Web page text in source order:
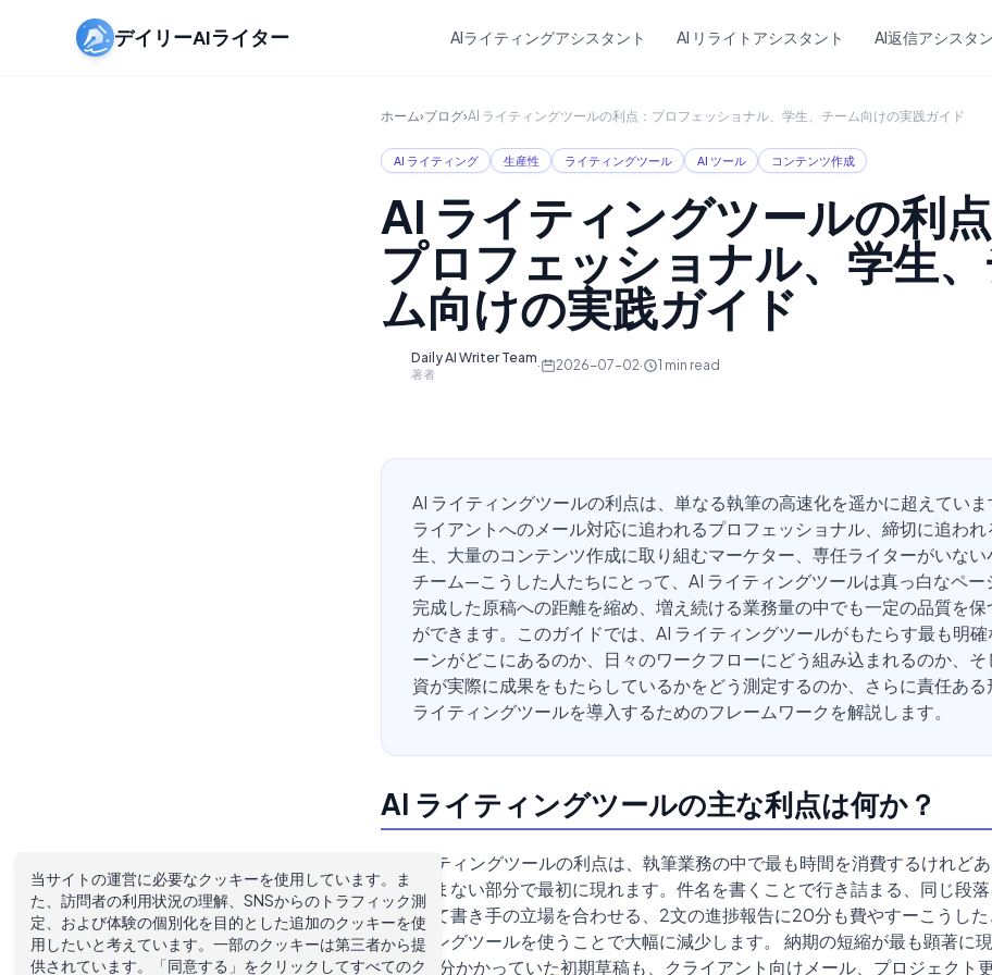
デイリーAIライター AIライティングアシスタント AI リライトアシスタント AI返信アシスタ
ホーム›ブログ›AI ライティングツールの利点：プロフェッショナル、学生、チーム向けの実践ガイド
AI ライティング 生産性 ライティングツール AI ツール コンテンツ作成
AI ライティングツールの利点
プロフェッショナル、学生
ム向けの実践ガイド
Daily AI Writer Team
著者
· 2026-07-02· 1 min read
AI ライティングツールの利点は、単なる執筆の高速化を遥かに超えていま
ライアントへのメール対応に追われるプロフェッショナル、締切に追われ
生、大量のコンテンツ作成に取り組むマーケター、専任ライターがいない
チーム—こうした人たちにとって、AI ライティングツールは真っ白なペー
完成した原稿への距離を縮め、増え続ける業務量の中でも一定の品質を保
ができます。このガイドでは、AI ライティングツールがもたらす最も明確
ーンがどこにあるのか、日々のワークフローにどう組み込まれるのか、そ
資が実際に成果をもたらしているかをどう測定するのか、さらに責任ある
ライティングツールを導入するためのフレームワークを解説します。
AI ライティングツールの主な利点は何か？
AI ライティングツールの利点は、執筆業務の中で最も時間を消費するけれど
値を生まない部分で最初に現れます。件名を書くことで行き詰まる、同じ段
き直して書き手の立場を合わせる、2文の進捗報告に20分も費やすーこうした
イティングツールを使うことで大幅に減少します。 納期の短縮が最も顕著に
前は45分かかっていた初期草稿も、クライアント向けメール、プロジェクト
当サイトの運営に必要なクッキーを使用しています。ま
た、訪問者の利用状況の理解、SNSからのトラフィック測
定、および体験の個別化を目的とした追加のクッキーを使
用したいと考えています。一部のクッキーは第三者から提
供されています。「同意する」をクリックしてすべてのク